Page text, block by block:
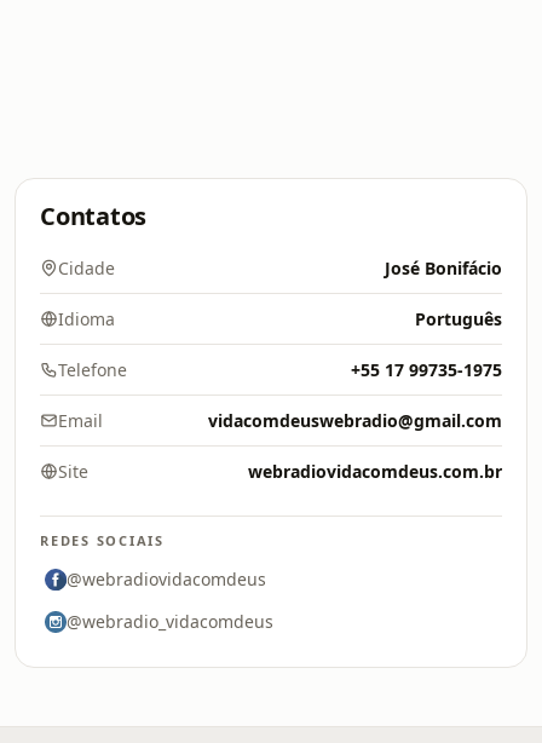
Contatos
Cidade José Bonifácio
Idioma Português
Telefone +55 17 99735-1975
Email vidacomdeuswebradio@gmail.com
Site webradiovidacomdeus.com.br
REDES SOCIAIS
@webradiovidacomdeus
@webradio_vidacomdeus